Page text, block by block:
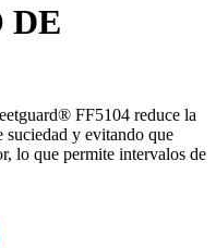
DE
FF5104 reduce la
suciedad y evitando que
lo que permite intervalos de